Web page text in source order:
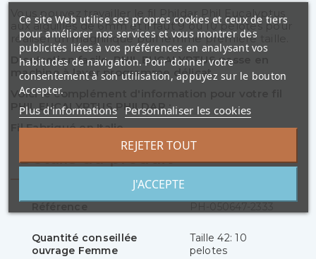
Vous pouvez travailler le fil Phildar Phil Eucalyptus
aux aiguilles de 6mm et il faut 9 ou 10 pelotes pour
réaliser un magnifique pull femme première taille.
D'entretien facile, PHIL EUCALYPTUS passe en
machine à laver programme délicat.
Voici le complément d'information pour votre fil
PHIL EUCALYPTUS PHILDAR :
Fil Fabriqué en Italie.
Détails du produit
Quantité conseillée
ouvrage Femme
Taille 42: 10
pelotes
Ce site Web utilise ses propres cookies et ceux de tiers
pour améliorer nos services et vous montrer des
publicités liées à vos préférences en analysant vos
habitudes de navigation. Pour donner votre
consentement à son utilisation, appuyez sur le bouton
Accepter.
Plus d'informations Personnaliser les cookies
REJETER TOUT
J'ACCEPTE